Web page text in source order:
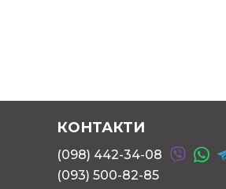
КОНТАКТИ
(098) 442-34-08
(093) 500-82-85